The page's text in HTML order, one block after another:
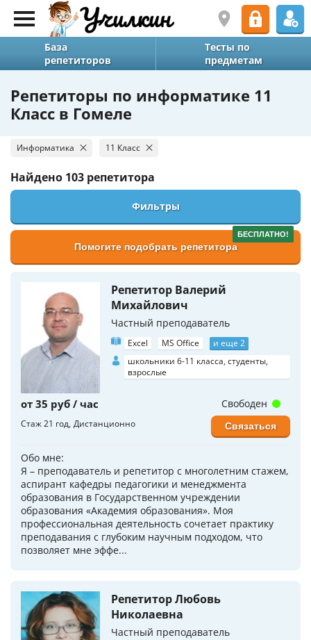
База
репетиторов
Тесты по
предметам
Репетиторы по информатике 11
Класс в Гомеле
Информатика 11 Класс
Найдено 103 репетитора
Фильтры
БЕСПЛАТНО!
Помогите подобрать репетитора
Репетитор Валерий
Михайлович
Частный преподаватель
Excel MS Office
и еще 2
школьники 6-11 класса, студенты,
взрослые
от 35 руб / час
Стаж 21 год Дистанционно
Обо мне:
Я – преподаватель и репетитор с многолетним стажем,
аспирант кафедры педагогики и менеджмента
образования в Государственном учреждении
образования «Академия образования». Моя
профессиональная деятельность сочетает практику
преподавания с глубоким научным подходом, что
позволяет мне эффе...
Свободен
Связаться
Репетитор Любовь
Николаевна
Частный преподаватель